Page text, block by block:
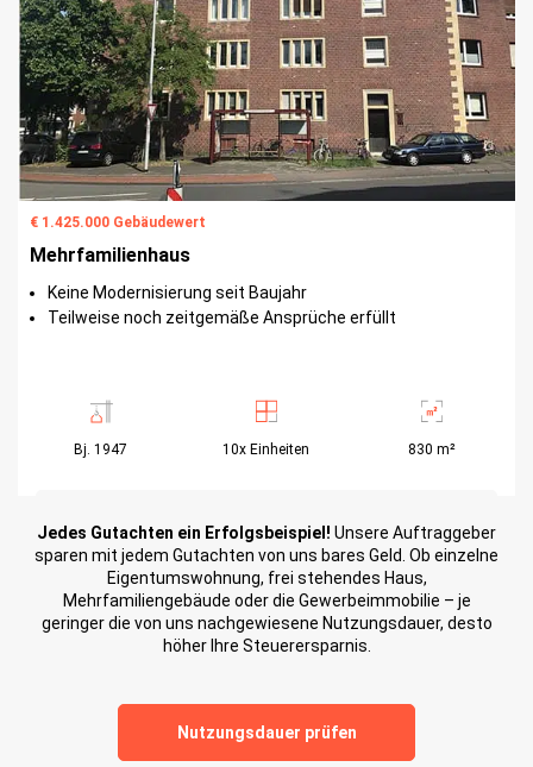
€ 1.425.000 Gebäudewert​
Mehrfamilienhaus​
Keine Modernisierung seit Baujahr​
Teilweise noch zeitgemäße Ansprüche erfüllt ​
Bj. 1947 10x Einheiten 830 m²
Jedes Gutachten ein Erfolgsbeispiel! Unsere Auftraggeber
sparen mit jedem Gutachten von uns bares Geld. Ob einzelne
Eigentumswohnung, frei stehendes Haus,
Mehrfamiliengebäude oder die Gewerbeimmobilie – je
geringer die von uns nachgewiesene Nutzungsdauer, desto
höher Ihre Steuerersparnis.
Nutzungsdauer prüfen